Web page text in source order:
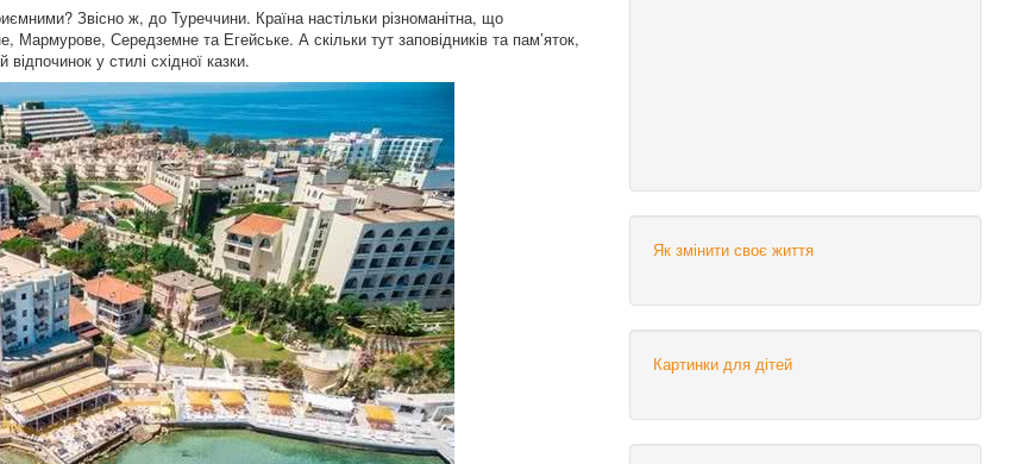
Звісно ж, до Туреччини. Країна настільки різноманітна, що
Мармурове, Середземне та Егейське. А скільки тут заповідників та пам’яток,
відпочинок у стилі східної казки.
Як змінити своє життя
Картинки для дітей